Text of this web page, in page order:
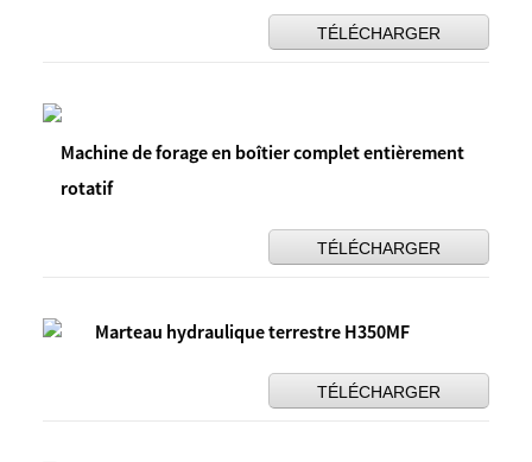
TÉLÉCHARGER
Machine de forage en boîtier complet entièrement
rotatif
TÉLÉCHARGER
Marteau hydraulique terrestre H350MF
TÉLÉCHARGER